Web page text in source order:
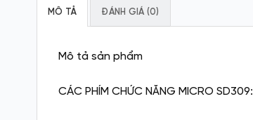
MÔ TẢ ĐÁNH GIÁ (0)
Mô tả sản phẩm
CÁC PHÍM CHỨC NĂNG MICRO SD309: